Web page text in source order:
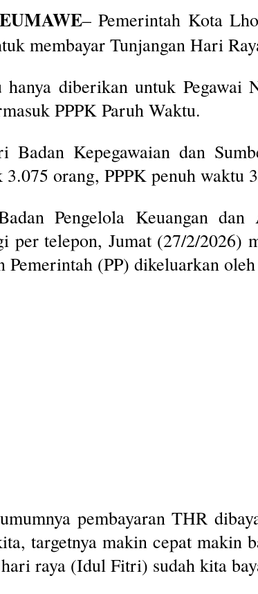
– Pemerintah Kota
membayar Tunjangan Hari
diberikan untuk Pegawai
PPPK Paruh Waktu.
Badan Kepegawaian dan
3.075 orang, PPPK penuh waktu
Pengelola Keuangan
per telepon, Jumat (27/2/2026)
Pemerintah (PP) dikeluarkan
pembayaran THR
targetnya makin cepat makin
raya (Idul Fitri) sudah kita